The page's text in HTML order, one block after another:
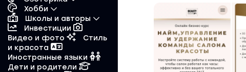
Хобби
Школы и авторы
Инвестиции
Видео и фото
Стиль
и красота
Иностранные языки
Дети и родители